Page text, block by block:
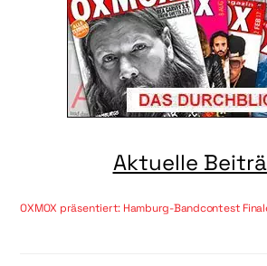
Aktuelle
OXMOX präsentiert: Hamburg-Bandcontest